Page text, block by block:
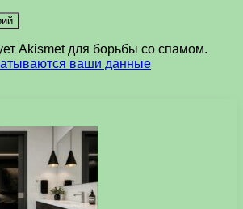
Akismet для борьбы со спамом.
ваши данные